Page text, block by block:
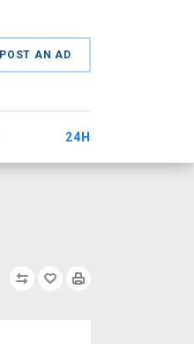
POST AN AD
24H